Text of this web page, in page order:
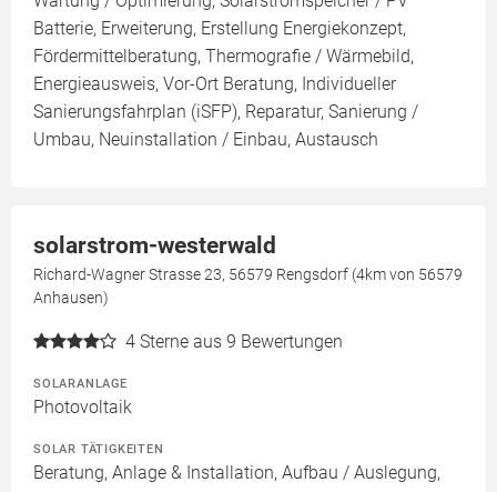
Batterie, Erweiterung, Erstellung Energiekonzept,
Fördermittelberatung, Thermografie / Wärmebild,
Energieausweis, Vor-Ort Beratung, Individueller
Sanierungsfahrplan (iSFP), Reparatur, Sanierung /
Umbau, Neuinstallation / Einbau, Austausch
solarstrom-westerwald
Richard-Wagner Strasse 23, 56579 Rengsdorf (4km von 56579
Anhausen)
4 Sterne aus 9 Bewertungen
SOLARANLAGE
Photovoltaik
SOLAR TÄTIGKEITEN
Beratung, Anlage & Installation, Aufbau / Auslegung,